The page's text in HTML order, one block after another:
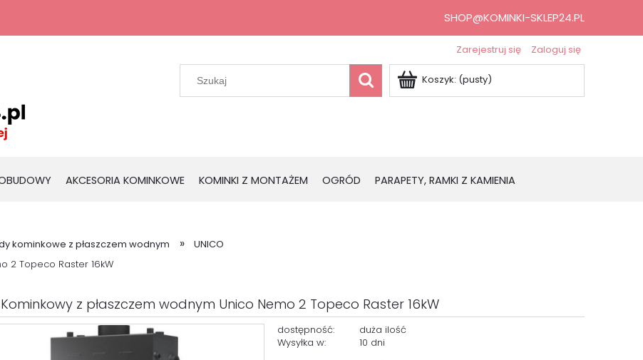
Zarejestruj się Zaloguj się
Koszyk: (pusty)
AKCESORIA KOMINKOWE KOMINKI Z MONTAŻEM OGRÓD PARAPETY, RAMKI Z KAMIENIA
kominkowe z płaszczem wodnym » UNICO
2 Topeco Raster 16kW
SHOP@KOMINKI-SKLEP24.PL
Kominkowy z płaszczem wodnym Unico Nemo 2 Topeco Raster 16kW
dostępność:
duża ilość
Wysyłka w:
10 dni